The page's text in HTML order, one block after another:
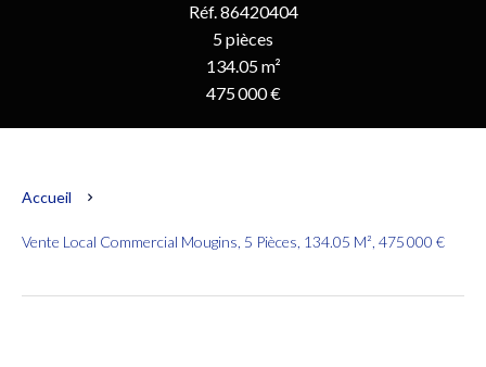
Réf. 86420404
5 pièces
134.05 m²
475 000 €
Accueil
Vente Local Commercial Mougins, 5 Pièces, 134.05 M², 475 000 €